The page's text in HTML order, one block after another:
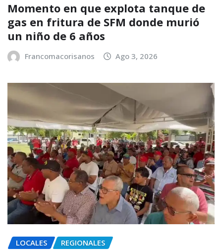
Momento en que explota tanque de
gas en fritura de SFM donde murió
un niño de 6 años
Francomacorisanos Ago 3, 2026
LOCALES REGIONALES